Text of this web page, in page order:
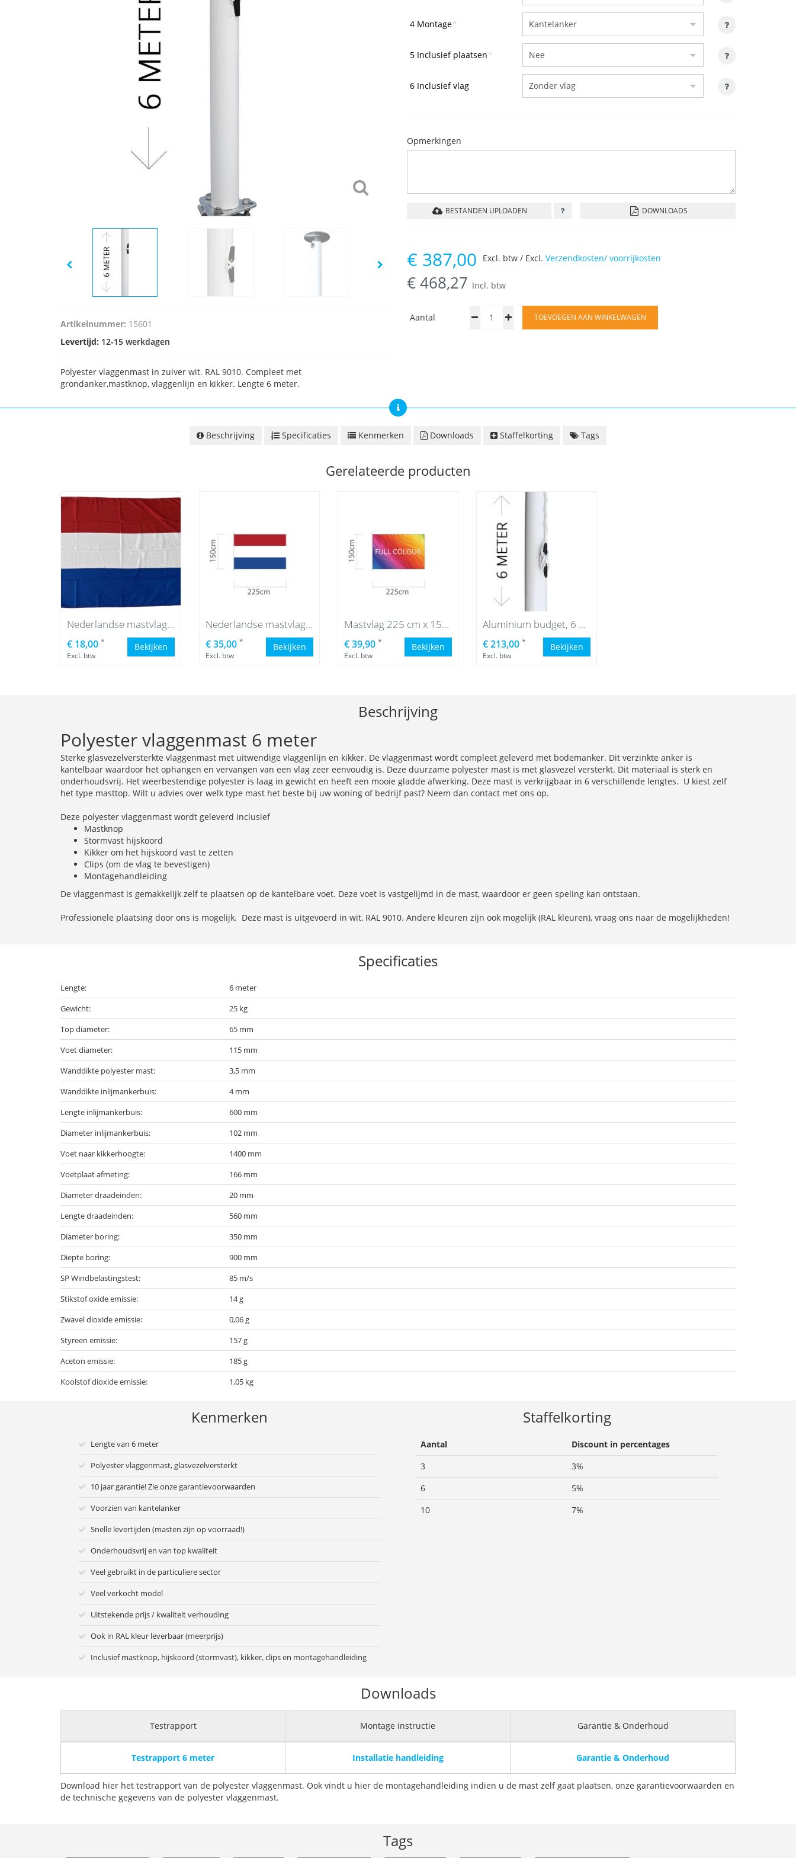
Artikelnummer: 15601
Levertijd: 12-15 werkdagen
Polyester vlaggenmast in zuiver wit. RAL 9010. Compleet met
grondanker,mastknop, vlaggenlijn en kikker. Lengte 6 meter.
4 Montage*
5 Inclusief plaatsen*
6 Inclusief vlag
Opmerkingen
BESTANDEN UPLOADEN DOWNLOADS
€ 387,00
€468,27 Incl. btw
Excl. btw / Excl. Verzendkosten/ voorrijkosten
Aantal TOEVOEGEN AAN WINKELWAGEN
Beschrijving Specificaties Kenmerken Downloads Staffelkorting Tags
Gerelateerde producten
Nederlandse mastvlag 100 x 150 cm
€ 18,00 *
Excl. btw
Bekijken
Nederlandse mastvlag 225 x 150 cm
€ 35,00 *
Excl. btw
Bekijken
Mastvlag 225 cm x 150 cm
€ 39,90 *
Excl. btw
Bekijken
Aluminium budget, 6 meter
€ 213,00 *
Excl. btw
Bekijken
Beschrijving
Polyester vlaggenmast 6 meter
Sterke glasvezelversterkte vlaggenmast met uitwendige vlaggenlijn en kikker. De vlaggenmast wordt compleet geleverd met bodemanker. Dit verzinkte anker is
kantelbaar waardoor het ophangen en vervangen van een vlag zeer eenvoudig is. Deze duurzame polyester mast is met glasvezel versterkt. Dit materiaal is sterk en
onderhoudsvrij. Het weerbestendige polyester is laag in gewicht en heeft een mooie gladde afwerking. Deze mast is verkrijgbaar in 6 verschillende lengtes. U kiest zelf
het type masttop. Wilt u advies over welk type mast het beste bij uw woning of bedrijf past? Neem dan contact met ons op.
Deze polyester vlaggenmast wordt geleverd inclusief
Mastknop
Stormvast hijskoord
Kikker om het hijskoord vast te zetten
Clips (om de vlag te bevestigen)
Montagehandleiding
De vlaggenmast is gemakkelijk zelf te plaatsen op de kantelbare voet. Deze voet is vastgelijmd in de mast, waardoor er geen speling kan ontstaan.
Professionele plaatsing door ons is mogelijk. Deze mast is uitgevoerd in wit, RAL 9010. Andere kleuren zijn ook mogelijk (RAL kleuren), vraag ons naar de mogelijkheden!
Specificaties
Lengte:
6 meter
Gewicht:
25 kg
Top diameter:
65 mm
Voet diameter:
115 mm
Wanddikte polyester mast:
3,5 mm
Wanddikte inlijmankerbuis:
4 mm
Lengte inlijmankerbuis:
600 mm
Diameter inlijmankerbuis:
102 mm
Voet naar kikkerhoogte:
1400 mm
Voetplaat afmeting:
166 mm
Diameter draadeinden:
20 mm
Lengte draadeinden:
560 mm
Diameter boring:
350 mm
Diepte boring:
900 mm
SP Windbelastingstest:
85 m/s
Stikstof oxide emissie:
14 g
Zwavel dioxide emissie:
0,06 g
Styreen emissie:
157 g
Aceton emissie:
185 g
Koolstof dioxide emissie:
1,05 kg
Kenmerken
Lengte van 6 meter
Polyester vlaggenmast, glasvezelversterkt
10 jaar garantie! Zie onze garantievoorwaarden
Voorzien van kantelanker
Snelle levertijden (masten zijn op voorraad!)
Onderhoudsvrij en van top kwaliteit
Veel gebruikt in de particuliere sector
Veel verkocht model
Uitstekende prijs / kwaliteit verhouding
Ook in RAL kleur leverbaar (meerprijs)
Inclusief mastknop, hijskoord (stormvast), kikker, clips en montagehandleiding
Staffelkorting
Aantal
Discount in percentages
3
3%
6
5%
10
7%
Downloads
Testrapport Montage instructie Garantie & Onderhoud
Testrapport 6 meter Installatie handleiding Garantie & Onderhoud
Download hier het testrapport van de polyester vlaggenmast. Ook vindt u hier de montagehandleiding indien u de mast zelf gaat plaatsen, onze garantievoorwaarden en
de technische gegevens van de polyester vlaggenmast.
Tags